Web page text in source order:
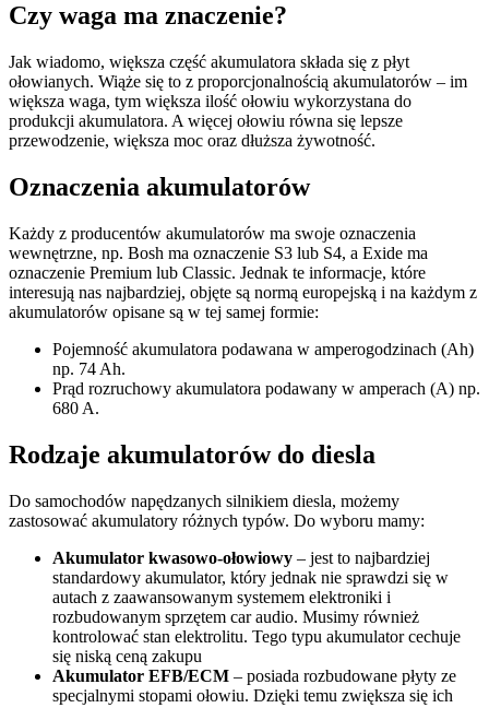
Czy waga ma znaczenie?
Jak wiadomo, większa część akumulatora składa się z płyt
ołowianych. Wiąże się to z proporcjonalnością akumulatorów – im
większa waga, tym większa ilość ołowiu wykorzystana do
produkcji akumulatora. A więcej ołowiu równa się lepsze
przewodzenie, większa moc oraz dłuższa żywotność.
Oznaczenia akumulatorów
Każdy z producentów akumulatorów ma swoje oznaczenia
wewnętrzne, np. Bosh ma oznaczenie S3 lub S4, a Exide ma
oznaczenie Premium lub Classic. Jednak te informacje, które
interesują nas najbardziej, objęte są normą europejską i na każdym z
akumulatorów opisane są w tej samej formie:
Pojemność akumulatora podawana w amperogodzinach (Ah)
np. 74 Ah.
Prąd rozruchowy akumulatora podawany w amperach (A) np.
680 A.
Rodzaje akumulatorów do diesla
Do samochodów napędzanych silnikiem diesla, możemy
zastosować akumulatory różnych typów. Do wyboru mamy:
Akumulator kwasowo-ołowiowy – jest to najbardziej
standardowy akumulator, który jednak nie sprawdzi się w
autach z zaawansowanym systemem elektroniki i
rozbudowanym sprzętem car audio. Musimy również
kontrolować stan elektrolitu. Tego typu akumulator cechuje
się niską ceną zakupu
Akumulator EFB/ECM – posiada rozbudowane płyty ze
specjalnymi stopami ołowiu. Dzięki temu zwiększa się ich